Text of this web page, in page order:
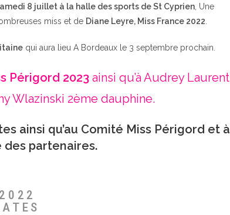
8 juillet à la halle des sports de St Cyprien, Une
miss et de Diane Leyre, Miss France 2022
qui aura lieu A Bordeaux le 3 septembre prochain.
Périgord 2023ainsi qu’à Audrey Laurent
Wlazinski 2ème dauphine.
ainsi qu’au Comité Miss Périgord et à
des partenaires.